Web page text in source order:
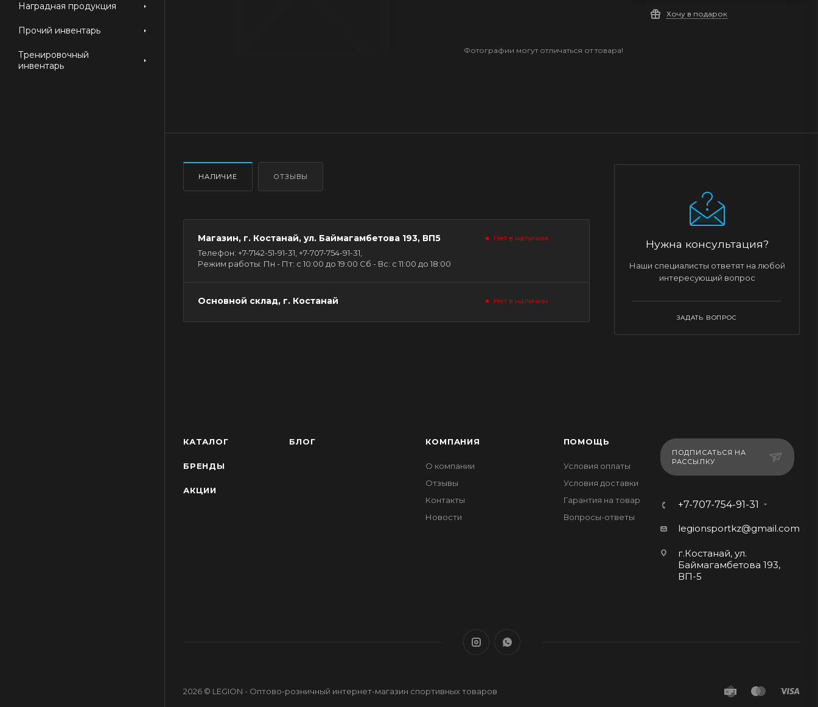
Наградная продукция
Прочий инвентарь
Тренировочный
инвентарь
Хочу в подарок
Фотографии могут отличаться от товара!
НАЛИЧИЕ ОТЗЫВЫ
Магазин, г. Костанай, ул. Баймагамбетова 193, ВП5
Телефон: +7-7142-51-91-31, +7-707-754-91-31,
Режим работы: Пн - Пт: с 10:00 до 19:00 Сб - Вс: с 11:00 до 18:00
Нет в наличии
Основной склад, г. Костанай Нет в наличии
Нужна консультация?
Наши специалисты ответят на любой
интересующий вопрос
ЗАДАТЬ ВОПРОС
КАТАЛОГ
БРЕНДЫ
АКЦИИ
БЛОГ КОМПАНИЯ
О компании
Отзывы
Контакты
Новости
ПОМОЩЬ
Условия оплаты
Условия доставки
Гарантия на товар
Вопросы-ответы
ПОДПИСАТЬСЯ НА
РАССЫЛКУ
+7-707-754-91-31
legionsportkz@gmail.com
г.Костанай, ул.
Баймагамбетова 193,
ВП-5
2026 © LEGION - Оптово-розничный интернет-магазин спортивных товаров